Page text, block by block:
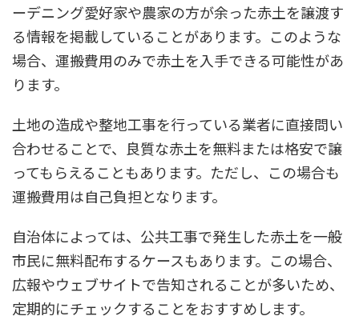
ーデニング愛好家や農家の方が余った赤土を譲渡す
る情報を掲載していることがあります。このような
場合、運搬費用のみで赤土を入手できる可能性があ
ります。
土地の造成や整地工事を行っている業者に直接問い
合わせることで、良質な赤土を無料または格安で譲
ってもらえることもあります。ただし、この場合も
運搬費用は自己負担となります。
自治体によっては、公共工事で発生した赤土を一般
市民に無料配布するケースもあります。この場合、
広報やウェブサイトで告知されることが多いため、
定期的にチェックすることをおすすめします。